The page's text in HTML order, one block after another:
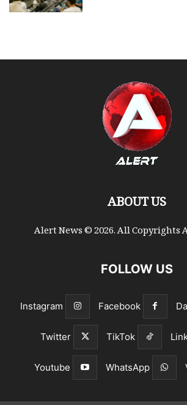
ABOUT US
Alert News © 2026. All Copyrights
FOLLOW US
Facebook
Instagram
TikTok
Twitter
WhatsApp
Youtube